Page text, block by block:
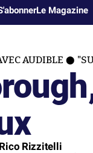
Le Magazine
AUDIBLE
Rizzitelli